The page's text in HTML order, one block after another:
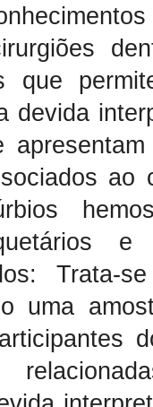
que
devida
Trata-
uma